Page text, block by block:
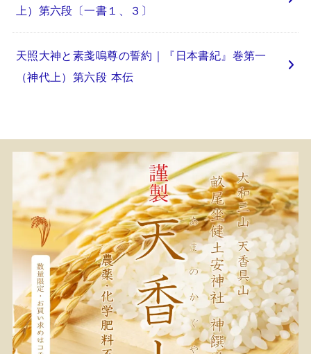
上）第六段〔一書１、３〕
天照大神と素戔嗚尊の誓約｜『日本書紀』巻第一
（神代上）第六段 本伝